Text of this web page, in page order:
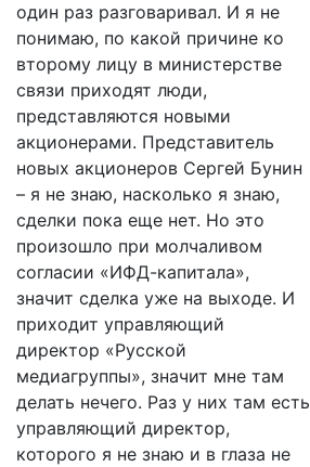
один раз разговаривал. И я не
понимаю, по какой причине ко
второму лицу в министерстве
связи приходят люди,
представляются новыми
акционерами. Представитель
новых акционеров Сергей Бунин
– я не знаю, насколько я знаю,
сделки пока еще нет. Но это
произошло при молчаливом
согласии «ИФД-капитала»,
значит сделка уже на выходе. И
приходит управляющий
директор «Русской
медиагруппы», значит мне там
делать нечего. Раз у них там есть
управляющий директор,
которого я не знаю и в глаза не